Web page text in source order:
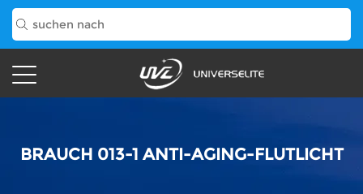
BRAUCH 013-1 ANTI-AGING-FLUTLICHT